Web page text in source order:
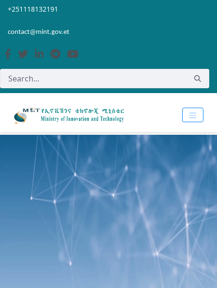
Skip to Main Content
Open Accessibility Menu
+251118132191
contact@mint.gov.et